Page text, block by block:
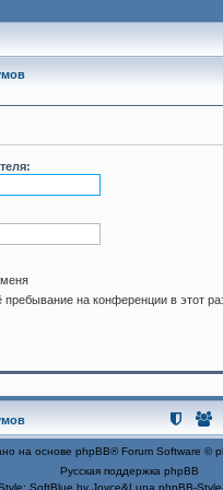
на конференции в этот
на основе phpBB® Forum Software ©
Русская поддержка phpBB
SoftBlue by Joyce&Luna phpBB-